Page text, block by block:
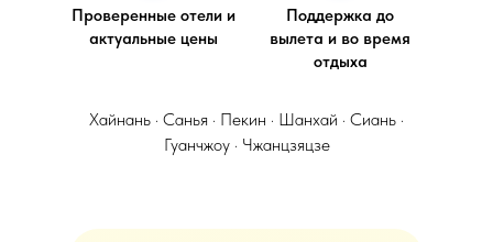
Проверенные отели и
актуальные цены
Поддержка до
вылета и во время
отдыха
Хайнань · Санья · Пекин · Шанхай · Сиань ·
Гуанчжоу · Чжанцзяцзе